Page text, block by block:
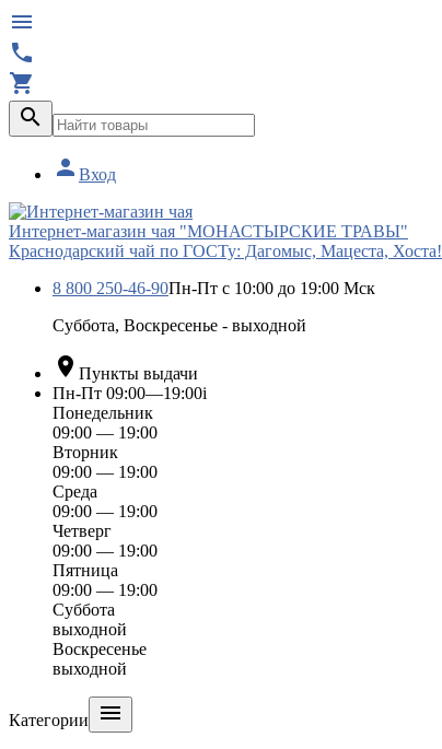




 Вход
Интернет-магазин чая "МОНАСТЫРСКИЕ ТРАВЫ"
Краснодарский чай по ГОСТу: Дагомыс, Мацеста, Хоста!
8 800 250-46-90Пн-Пт с 10:00 до 19:00 Мск
Суббота, Воскресенье - выходной
 Пункты выдачи
Пн-Пт 09:00—19:00i
Понедельник
09:00 — 19:00
Вторник
09:00 — 19:00
Среда
09:00 — 19:00
Четверг
09:00 — 19:00
Пятница
09:00 — 19:00
Суббота
выходной
Воскресенье
выходной
Категории 